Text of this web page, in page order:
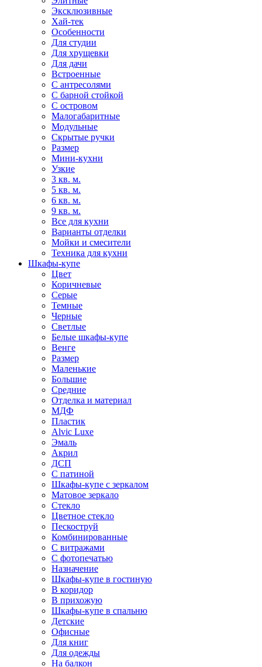
Эксклюзивные
Хай-тек
Особенности
Для студии
Для хрущевки
Для дачи
Встроенные
С антресолями
С барной стойкой
С островом
Малогабаритные
Модульные
Скрытые ручки
Размер
Мини-кухни
Узкие
3 кв. м.
5 кв. м.
6 кв. м.
9 кв. м.
Все для кухни
Варианты отделки
Мойки и смесители
Техника для кухни
Шкафы-купе
Цвет
Коричневые
Серые
Темные
Черные
Светлые
Белые шкафы-купе
Венге
Размер
Маленькие
Большие
Средние
Отделка и материал
МДФ
Пластик
Alvic Luxe
Эмаль
Акрил
ДСП
С патиной
Шкафы-купе с зеркалом
Матовое зеркало
Стекло
Цветное стекло
Пескоструй
Комбинированные
С витражами
С фотопечатью
Назначение
Шкафы-купе в гостиную
В коридор
В прихожую
Шкафы-купе в спальню
Детские
Офисные
Для книг
Для одежды
На балкон